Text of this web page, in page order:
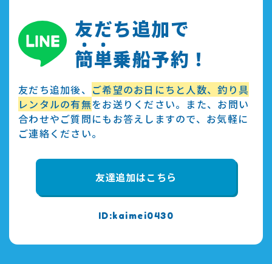
友だち追加で
簡単乗船予約！
友だち追加後、 ご希望のお日にちと人数、釣り具
レンタルの有無をお送りください。また、お問い
合わせやご質問にもお答えしますので、お気軽に
ご連絡ください。
kaimei0430
友達追加はこちら